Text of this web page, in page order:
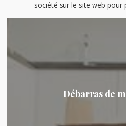
société sur le site web pour
Débarras de